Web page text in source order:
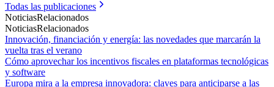
Todas las publicaciones
NoticiasRelacionados
NoticiasRelacionados
Innovación, financiación y energía: las novedades que marcarán la
vuelta tras el verano
Cómo aprovechar los incentivos fiscales en plataformas tecnológicas
y software
Europa mira a la empresa innovadora: claves para anticiparse a las